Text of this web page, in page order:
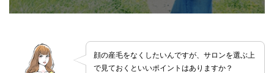
顔の産毛をなくしたいんですが、サロンを選ぶ上
で見ておくといいポイントはありますか？